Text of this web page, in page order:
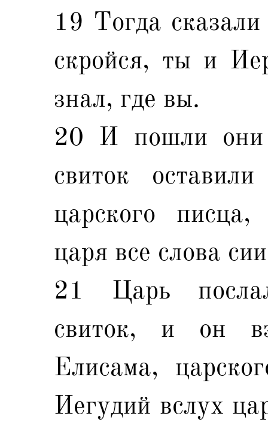
19 Тогда
скройся, ты и
знал, где вы.
20 И пошли
свиток
царского
царя все слова
21 Царь
свиток, и он
Елисама,
Иегудий вслух